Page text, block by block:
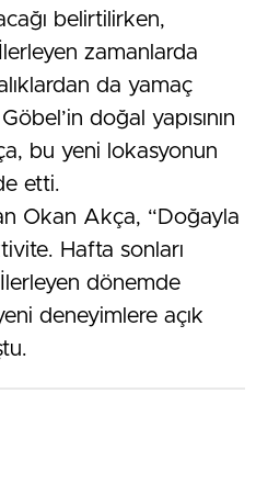
belirtilirken,
zamanlarda
da yamaç
doğal yapısının
bu yeni lokasyonun
etti.
Okan Akça, “Doğayla
Hafta sonları
İlerleyen dönemde
deneyimlere açık